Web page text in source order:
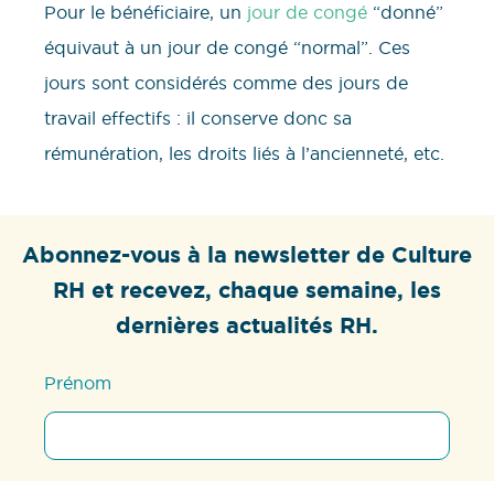
Pour le bénéficiaire, un jour de congé “donné”
équivaut à un jour de congé “normal”. Ces
jours sont considérés comme des jours de
travail effectifs : il conserve donc sa
rémunération, les droits liés à l’ancienneté, etc.
Abonnez-vous à la newsletter de Culture
RH et recevez, chaque semaine, les
dernières actualités RH.
Prénom